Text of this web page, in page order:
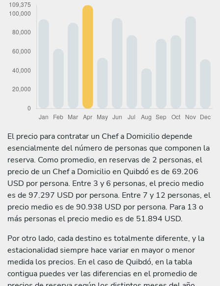
El precio para contratar un Chef a Domicilio depende
esencialmente del número de personas que componen la
reserva. Como promedio, en reservas de 2 personas, el
precio de un Chef a Domicilio en Quibdó es de 69.206
USD por persona. Entre 3 y 6 personas, el precio medio
es de 97.297 USD por persona. Entre 7 y 12 personas, el
precio medio es de 90.938 USD por persona. Para 13 o
más personas el precio medio es de 51.894 USD.
Por otro lado, cada destino es totalmente diferente, y la
estacionalidad siempre hace variar en mayor o menor
medida los precios. En el caso de Quibdó, en la tabla
contigua puedes ver las diferencias en el promedio de